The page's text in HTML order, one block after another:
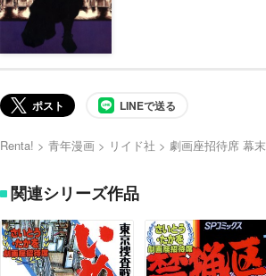
ポスト LINEで送る
Renta! 青年漫画 リイド社 劇画座招待席 幕
関連シリーズ作品